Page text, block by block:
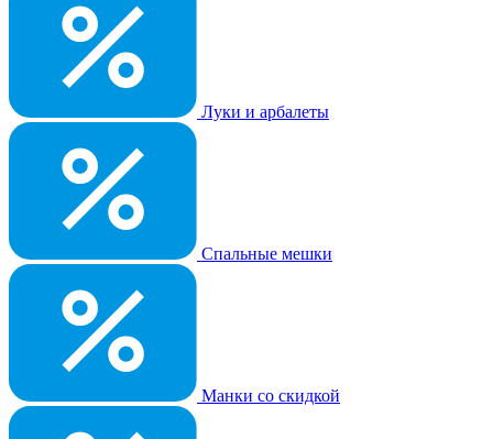
Луки и арбалеты
Спальные мешки
Манки со скидкой